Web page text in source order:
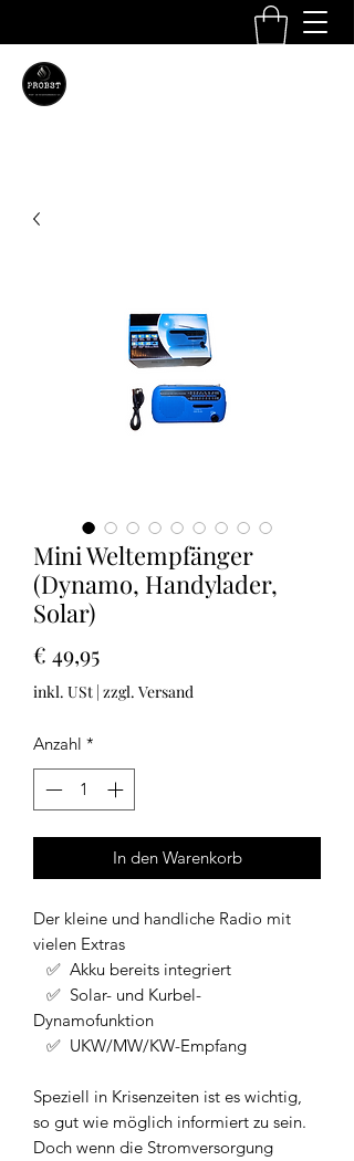
Mini Weltempfänger
(Dynamo, Handylader,
Solar)
€ 49,95Preis
inkl. USt | zzgl. Versand
Anzahl *
In den Warenkorb
Der kleine und handliche Radio mit
vielen Extras
✅ Akku bereits integriert
✅ Solar- und Kurbel-
Dynamofunktion
✅ UKW/MW/KW-Empfang
Speziell in Krisenzeiten ist es wichtig,
so gut wie möglich informiert zu sein.
Doch wenn die Stromversorgung